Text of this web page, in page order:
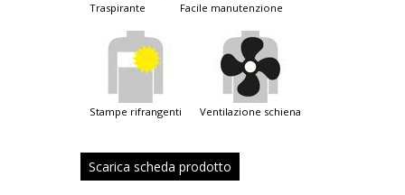
traspirante facile manutenzione
stampe rifrangenti ventilazione schiena
Scarica scheda prodotto